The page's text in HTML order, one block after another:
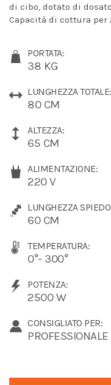
di cibo, dotato di
Capacità di cottura per
PORTATA:
38 KG
LUNGHEZZA TOTALE:
80 CM
ALTEZZA:
65 CM
ALIMENTAZIONE:
220 V
LUNGHEZZA
60 CM
TEMPERATURA:
0°- 300°
POTENZA:
2500 W
CONSIGLIATO PER:
PROFESSIONALE